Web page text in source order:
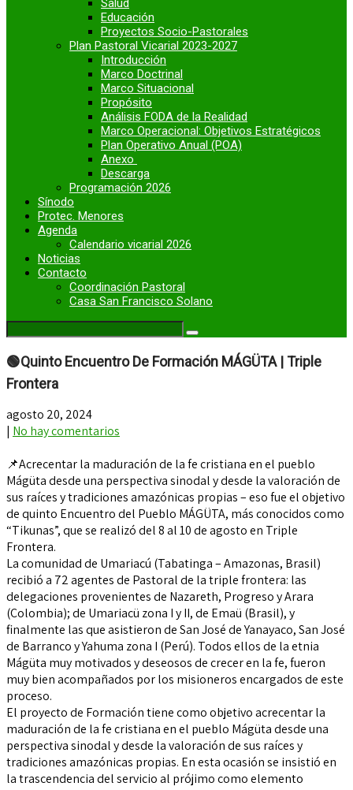
Salud
Educación
Proyectos Socio-Pastorales
Plan Pastoral Vicarial 2023-2027
Introducción
Marco Doctrinal
Marco Situacional
Propósito
Análisis FODA de la Realidad
Marco Operacional: Objetivos Estratégicos
Plan Operativo Anual (POA)
Anexo
Descarga
Programación 2026
Sínodo
Protec. Menores
Agenda
Calendario vicarial 2026
Noticias
Contacto
Coordinación Pastoral
Casa San Francisco Solano
🟢Quinto Encuentro De Formación MÁGÜTA | Triple
Frontera
agosto 20, 2024
| No hay comentarios
📌Acrecentar la maduración de la fe cristiana en el pueblo
Mágüta desde una perspectiva sinodal y desde la valoración de
sus raíces y tradiciones amazónicas propias – eso fue el objetivo
de quinto Encuentro del Pueblo MÁGÜTA, más conocidos como
“Tikunas”, que se realizó del 8 al 10 de agosto en Triple
Frontera.
La comunidad de Umariacú (Tabatinga – Amazonas, Brasil)
recibió a 72 agentes de Pastoral de la triple frontera: las
delegaciones provenientes de Nazareth, Progreso y Arara
(Colombia); de Umariacü zona I y II, de Emaü (Brasil), y
finalmente las que asistieron de San José de Yanayaco, San José
de Barranco y Yahuma zona I (Perú). Todos ellos de la etnia
Mágüta muy motivados y deseosos de crecer en la fe, fueron
muy bien acompañados por los misioneros encargados de este
proceso.
El proyecto de Formación tiene como objetivo acrecentar la
maduración de la fe cristiana en el pueblo Mágüta desde una
perspectiva sinodal y desde la valoración de sus raíces y
tradiciones amazónicas propias. En esta ocasión se insistió en
la trascendencia del servicio al prójimo como elemento